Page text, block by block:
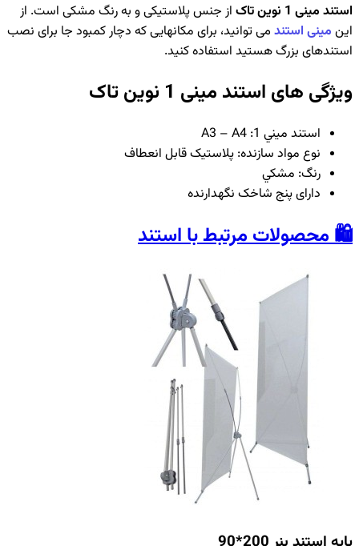
استند مینی 1 نوین تاک
از جنس پلاستیکی و به رنگ مشکی است. از
این مینی استند می توانید، برای مکانهایی که دچار کمبود جا برای نصب
استندهای بزرگ هستید استفاده کنید.
ویژگی های استند مینی 1 نوین تاک
استند ميني 1: A3 – A4
نوع مواد سازنده: پلاستيک قابل انعطاف
رنگ: مشکي
دارای پنج شاخک نگهدارنده
🛍️ محصولات مرتبط با استند